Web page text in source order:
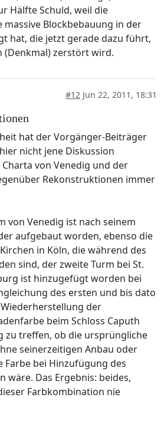
Hälfte Schuld, weil die
Blockbebauung in der
hat, die jetzt gerade dazu führt,
(Denkmal) zerstört wird.
#12 Jun 22, 2011, 18:31
hat der Vorgänger-Beiträger
nicht jene Diskussion
von Venedig und der
Rekonstruktionen immer
von Venedig ist nach seinem
aufgebaut worden, ebenso die
in Köln, die während des
sind, der zweite Turm bei St.
ist hinzugefügt worden bei
des ersten und bis dato
der
beim Schloss Caputh
zu treffen, ob die ursprüngliche
seinerzeitigen Anbau oder
Farbe bei Hinzufügung des
wäre. Das Ergebnis: beides,
Farbkombination nie